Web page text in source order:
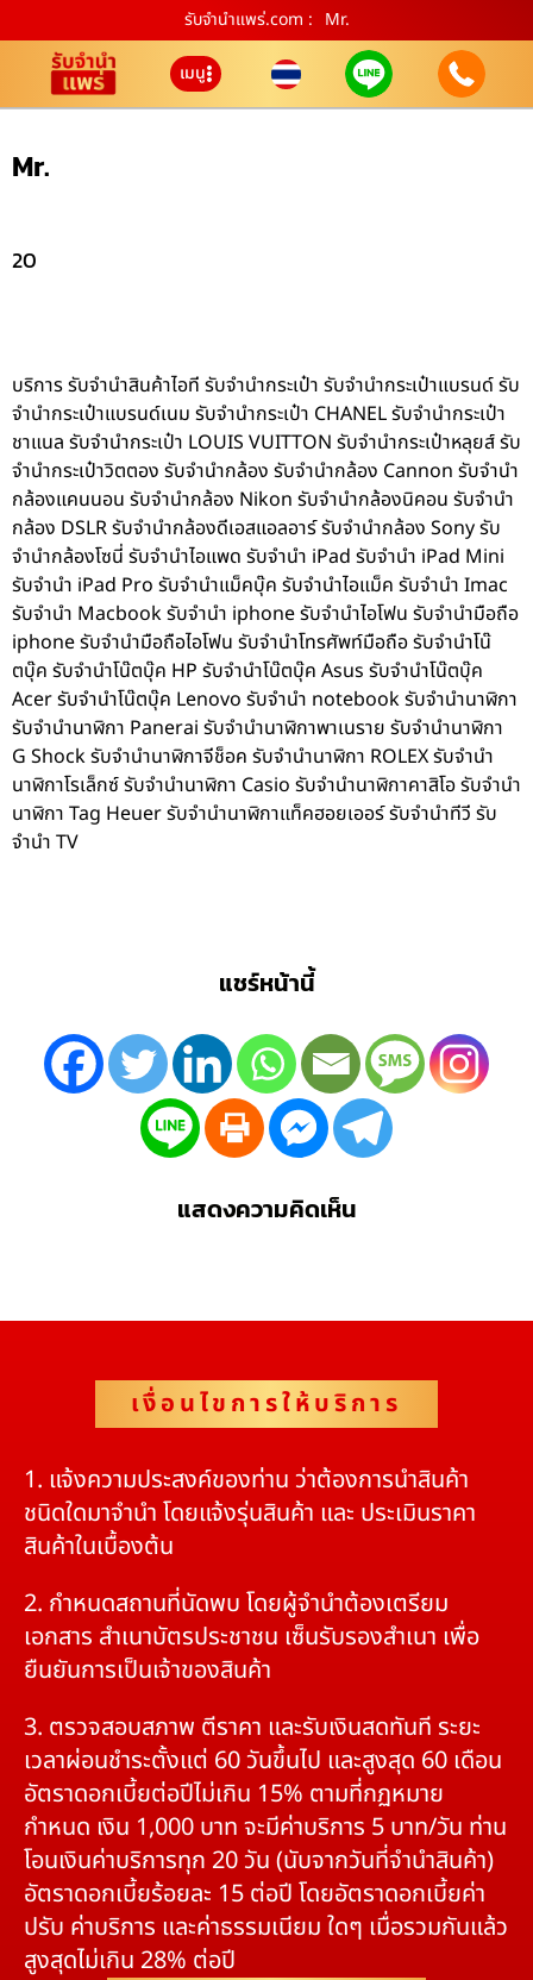
รับจํานําแพร่.com : Mr.
เมนู
Mr.
20
บริการ รับจำนำสินค้าไอที รับจำนำกระเป๋า รับจำนำกระเป๋าแบรนด์ รับ
จำนำกระเป๋าแบรนด์เนม รับจำนำกระเป๋า CHANEL รับจำนำกระเป๋า
ชาแนล รับจำนำกระเป๋า LOUIS VUITTON รับจำนำกระเป๋าหลุยส์ รับ
จำนำกระเป๋าวิตตอง รับจำนำกล้อง รับจำนำกล้อง Cannon รับจำนำ
กล้องแคนนอน รับจำนำกล้อง Nikon รับจำนำกล้องนิคอน รับจำนำ
กล้อง DSLR รับจำนำกล้องดีเอสแอลอาร์ รับจำนำกล้อง Sony รับ
จำนำกล้องโซนี่ รับจำนำไอแพด รับจำนำ iPad รับจำนำ iPad Mini
รับจำนำ iPad Pro รับจำนำแม็คบุ๊ค รับจำนำไอแม็ค รับจำนำ Imac
รับจำนำ Macbook รับจำนำ iphone รับจำนำไอโฟน รับจำนำมือถือ
iphone รับจำนำมือถือไอโฟน รับจำนำโทรศัพท์มือถือ รับจำนำโน๊
ตบุ๊ค รับจำนำโน๊ตบุ๊ค HP รับจำนำโน๊ตบุ๊ค Asus รับจำนำโน๊ตบุ๊ค
Acer รับจำนำโน๊ตบุ๊ค Lenovo รับจำนำ notebook รับจำนำนาฬิกา
รับจำนำนาฬิกา Panerai รับจำนำนาฬิกาพาเนราย รับจำนำนาฬิกา
G Shock รับจำนำนาฬิกาจีช็อค รับจำนำนาฬิกา ROLEX รับจำนำ
นาฬิกาโรเล็กซ์ รับจำนำนาฬิกา Casio รับจำนำนาฬิกาคาสิโอ รับจำนำ
นาฬิกา Tag Heuer รับจำนำนาฬิกาแท็คฮอยเออร์ รับจำนำทีวี รับ
จำนำ TV
แชร์หน้านี้
แสดงความคิดเห็น
เงื่อนไขการให้บริการ
1. แจ้งความประสงค์ของท่าน ว่าต้องการนำสินค้า
ชนิดใดมาจำนำ โดยแจ้งรุ่นสินค้า และ ประเมินราคา
สินค้าในเบื้องต้น
2. กำหนดสถานที่นัดพบ โดยผู้จำนำต้องเตรียม
เอกสาร สำเนาบัตรประชาชน เซ็นรับรองสำเนา เพื่อ
ยืนยันการเป็นเจ้าของสินค้า
3. ตรวจสอบสภาพ ตีราคา และรับเงินสดทันที ระยะ
เวลาผ่อนชำระตั้งแต่ 60 วันขึ้นไป และสูงสุด 60 เดือน
อัตราดอกเบี้ยต่อปีไม่เกิน 15% ตามที่กฏหมาย
กำหนด เงิน 1,000 บาท จะมีค่าบริการ 5 บาท/วัน ท่าน
โอนเงินค่าบริการทุก 20 วัน (นับจากวันที่จำนำสินค้า)
อัตราดอกเบี้ยร้อยละ 15 ต่อปี โดยอัตราดอกเบี้ยค่า
ปรับ ค่าบริการ และค่าธรรมเนียม ใดๆ เมื่อรวมกันแล้ว
สูงสุดไม่เกิน 28% ต่อปี